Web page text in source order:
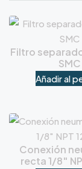
Filtro
SMC
Añadir al
Conexión
recta 1/8″